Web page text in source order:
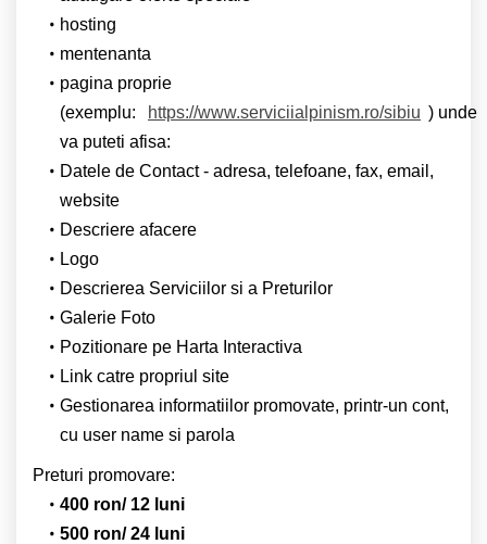
hosting
mentenanta
pagina proprie
(exemplu:
https://www.serviciialpinism.ro/sibiu ) unde
va puteti afisa:
Datele de Contact - adresa, telefoane, fax, email,
website
Descriere afacere
Logo
Descrierea Serviciilor si a Preturilor
Galerie Foto
Pozitionare pe Harta Interactiva
Link catre propriul site
Gestionarea informatiilor promovate, printr-un cont,
cu user name si parola
Preturi promovare:
400 ron/ 12 luni
500 ron/ 24 luni